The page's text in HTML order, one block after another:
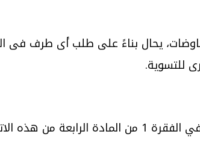
يحال بناءً على طلب أى طرف فى
للتسوية.
بما يلي: